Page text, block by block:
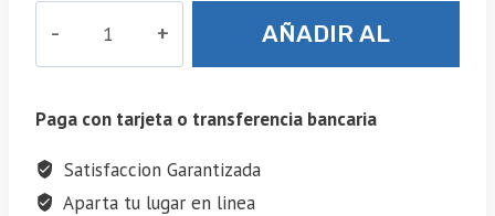
Globo
Noviembre
16
cantidad
AÑADIR AL
Paga con tarjeta o transferencia bancaria
Satisfaccion Garantizada
Aparta tu lugar en linea